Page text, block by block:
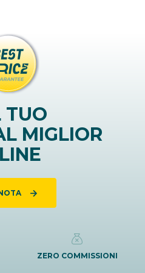
TUO
MIGLIOR
ZERO COMMISSIONI